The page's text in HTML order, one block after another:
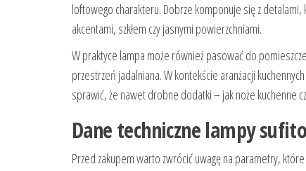
loftowego charakteru. Dobrze komponuje się z
akcentami, szkłem czy jasnymi powierzchniami.
W praktyce lampa może również pasować do
przestrzeń jadalniana. W kontekście aranżacji
sprawić, że nawet drobne dodatki – jak noże kuchenne
Dane techniczne lampy
Przed zakupem warto zwrócić uwagę na parametry,